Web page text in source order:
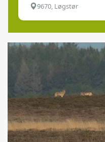
9670, Løgstør